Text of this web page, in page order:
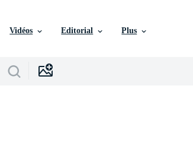
Vidéos Editorial Plus